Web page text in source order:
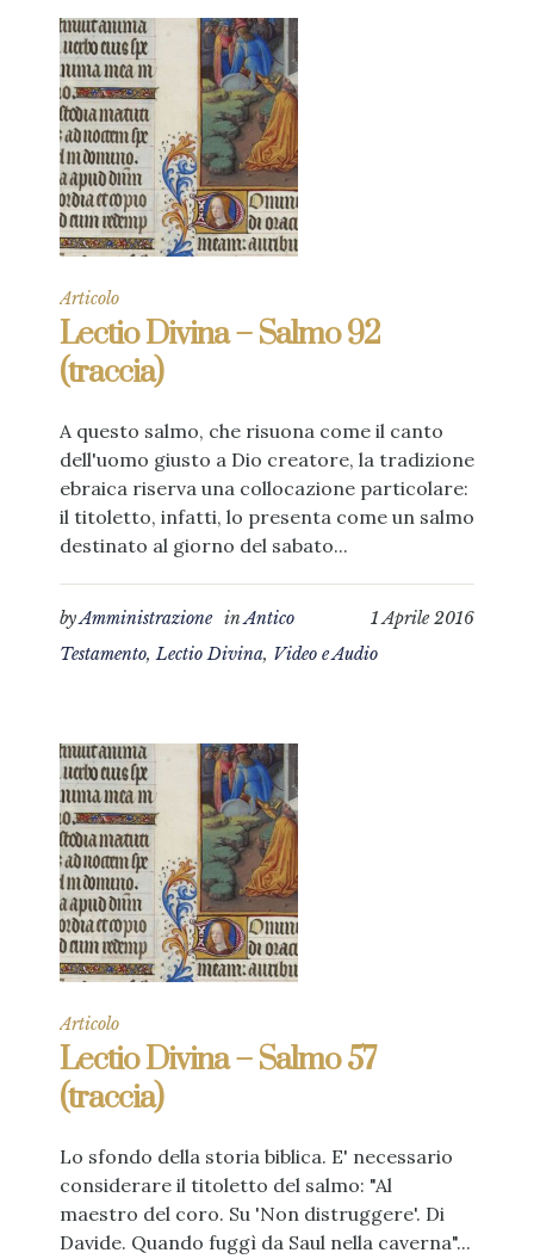
Articolo
Lectio Divina – Salmo 92
(traccia)
A questo salmo, che risuona come il canto
dell'uomo giusto a Dio creatore, la tradizione
ebraica riserva una collocazione particolare:
il titoletto, infatti, lo presenta come un salmo
destinato al giorno del sabato...
1 Aprile 2016
byAmministrazione inAntico
Testamento,Lectio Divina, Video e Audio
Articolo
Lectio Divina – Salmo 57
(traccia)
Lo sfondo della storia biblica. E' necessario
considerare il titoletto del salmo: "Al
maestro del coro. Su 'Non distruggere'. Di
Davide. Quando fuggì da Saul nella caverna"...